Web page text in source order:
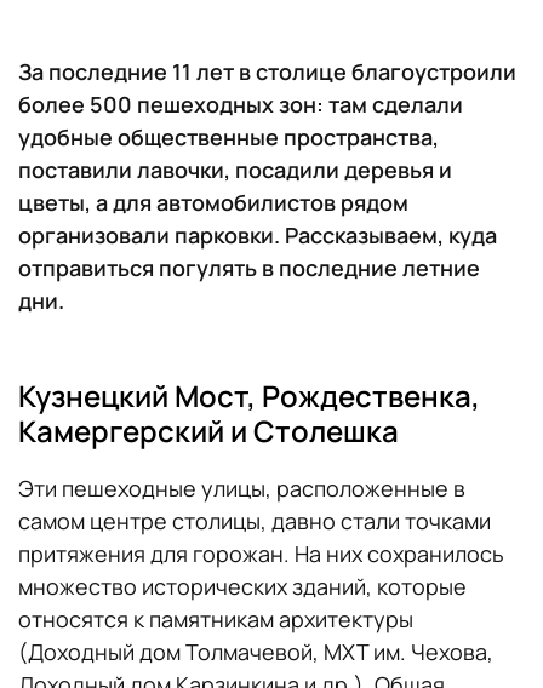
За последние 11 лет в столице благоустроили
более 500 пешеходных зон: там сделали
удобные общественные пространства,
поставили лавочки, посадили деревья и
цветы, а для автомобилистов рядом
организовали парковки. Рассказываем, куда
отправиться погулять в последние летние
дни.
Кузнецкий Мост, Рождественка,
Камергерский и Столешка
Эти пешеходные улицы, расположенные в
самом центре столицы, давно стали точками
притяжения для горожан. На них сохранилось
множество исторических зданий, которые
относятся к памятникам архитектуры
(Доходный дом Толмачевой, МХТ им. Чехова,